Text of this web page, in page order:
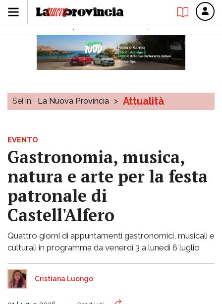
Sei in: La Nuova Provincia > Attualità
EVENTO
Gastronomia, musica,
natura e arte per la festa
patronale di
Castell'Alfero
Quattro giorni di appuntamenti gastronomici, musicali e
culturali in programma da venerdì 3 a lunedì 6 luglio
Cristiana Luongo